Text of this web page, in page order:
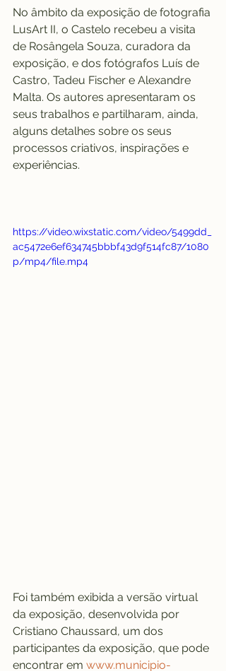
No âmbito da exposição de fotografia
LusArt II, o Castelo recebeu a visita
de Rosângela Souza, curadora da
exposição, e dos fotógrafos Luís de
Castro, Tadeu Fischer e Alexandre
Malta. Os autores apresentaram os
seus trabalhos e partilharam, ainda,
alguns detalhes sobre os seus
processos criativos, inspirações e
experiências.
https://video.wixstatic.com/video/5499dd_
ac5472e6ef634745bbbf43d9f514fc87/1080
p/mp4/file.mp4
Foi também exibida a versão virtual
da exposição, desenvolvida por
Cristiano Chaussard, um dos
participantes da exposição, que pode
encontrar em www.municipio-